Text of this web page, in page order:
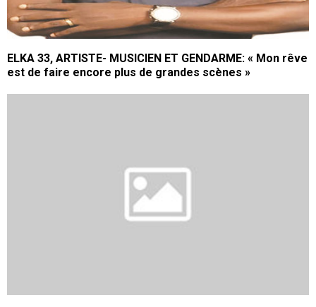
ELKA 33, ARTISTE- MUSICIEN ET GENDARME: « Mon rêve
est de faire encore plus de grandes scènes »